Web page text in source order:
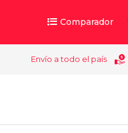
Comparador
Envío a todo el país